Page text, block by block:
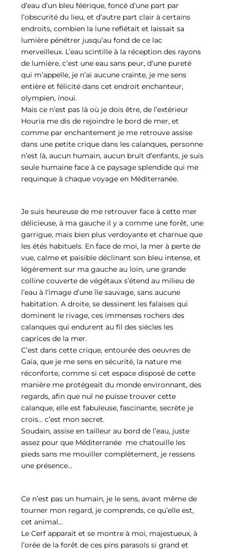
d’eau d’un bleu féérique, foncé d’une part par
l’obscurité du lieu, et d’autre part clair à certains
endroits, combien la lune reflétait et laissait sa
lumière pénétrer jusqu’au fond de ce lac
merveilleux. L’eau scintille à la réception des rayons
de lumière, c’est une eau sans peur, d’une pureté
qui m’appelle, je n’ai aucune crainte, je me sens
entière et félicité dans cet endroit enchanteur,
olympien, inouï.
Mais ce n’est pas là où je dois être, de l’extérieur
Houria me dis de rejoindre le bord de mer, et
comme par enchantement je me retrouve assise
dans une petite crique dans les calanques, personne
n’est là, aucun humain, aucun bruit d’enfants, je suis
seule humaine face à ce paysage splendide qui me
requinque à chaque voyage en Méditerranée.
Je suis heureuse de me retrouver face à cette mer
délicieuse, à ma gauche il y a comme une forêt, une
garrigue, mais bien plus verdoyante et charnue que
les étés habituels. En face de moi, la mer à perte de
vue, calme et paisible déclinant son bleu intense, et
légèrement sur ma gauche au loin, une grande
colline couverte de végétaux s’étend au milieu de
l’eau à l’image d’une île sauvage, sans aucune
habitation. A droite, se dessinent les falaises qui
dominent le rivage, ces immenses rochers des
calanques qui endurent au fil des siècles les
caprices de la mer.
C’est dans cette crique, entourée des oeuvres de
Gaïa, que je me sens en sécurité, la nature me
réconforte, comme si cet espace disposé de cette
manière me protégeait du monde environnant, des
regards, afin que nul ne puisse trouver cette
calanque, elle est fabuleuse, fascinante, secrète je
crois… c’est mon secret.
Soudain, assise en tailleur au bord de l’eau, juste
assez pour que Méditerranée me chatouille les
pieds sans me mouiller complètement, je ressens
une présence…
Ce n’est pas un humain, je le sens, avant même de
tourner mon regard, je comprends, ce qu’elle est,
cet animal…
Le Cerf apparait et se montre à moi, majestueux, à
l’orée de la forêt de ces pins parasols si grand et